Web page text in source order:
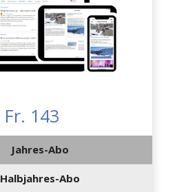
Fr. 143
Jahres-Abo
Halbjahres-Abo